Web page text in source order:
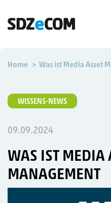
Home Was ist Media Asset
WISSENS-NEWS
09.09.2024
WAS IST MEDIA
MANAGEMENT